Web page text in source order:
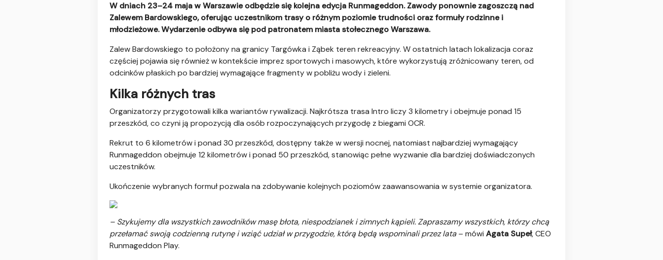
W dniach 23–24 maja w Warszawie odbędzie się kolejna edycja Runmageddon. Zawody ponownie zagoszczą nad
Zalewem Bardowskiego, oferując uczestnikom trasy o różnym poziomie trudności oraz formuły rodzinne i
młodzieżowe. Wydarzenie odbywa się pod patronatem miasta stołecznego Warszawa.
Zalew Bardowskiego to położony na granicy Targówka i Ząbek teren rekreacyjny. W ostatnich latach lokalizacja coraz
częściej pojawia się również w kontekście imprez sportowych i masowych, które wykorzystują zróżnicowany teren, od
odcinków płaskich po bardziej wymagające fragmenty w pobliżu wody i zieleni.
Kilka różnych tras
Organizatorzy przygotowali kilka wariantów rywalizacji. Najkrótsza trasa Intro liczy 3 kilometry i obejmuje ponad 15
przeszkód, co czyni ją propozycją dla osób rozpoczynających przygodę z biegami OCR.
Rekrut to 6 kilometrów i ponad 30 przeszkód, dostępny także w wersji nocnej, natomiast najbardziej wymagający
Runmageddon obejmuje 12 kilometrów i ponad 50 przeszkód, stanowiąc pełne wyzwanie dla bardziej doświadczonych
uczestników.
Ukończenie wybranych formuł pozwala na zdobywanie kolejnych poziomów zaawansowania w systemie organizatora.
– Szykujemy dla wszystkich zawodników masę błota, niespodzianek i zimnych kąpieli. Zapraszamy wszystkich, którzy chcą
przełamać swoją codzienną rutynę i wziąć udział w przygodzie, którą będą wspominali przez lata – mówi Agata Supeł, CEO
Runmageddon Play.